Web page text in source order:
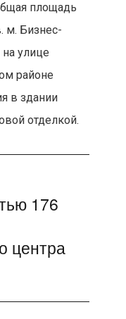
площадь
м. Бизнес-
улице
районе
в здании
отделкой.
176
центра